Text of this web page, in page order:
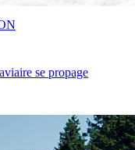
se propage